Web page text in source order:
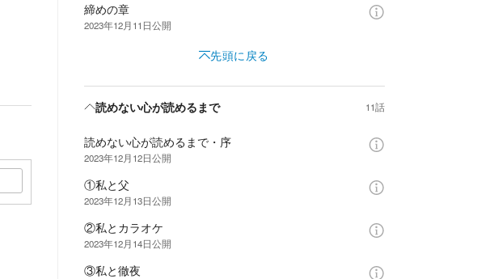
締めの章
2023年12月11日公開
先頭に戻る
読めない心が読めるまで 11話
読めない心が読めるまで・序
2023年12月12日公開
①私と父
2023年12月13日公開
②私とカラオケ
2023年12月14日公開
③私と徹夜